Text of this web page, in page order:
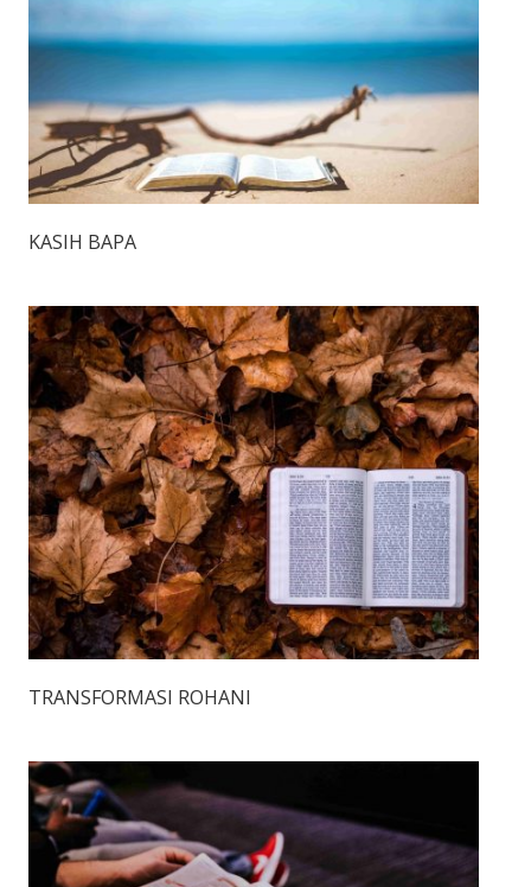
KASIH BAPA
TRANSFORMASI ROHANI